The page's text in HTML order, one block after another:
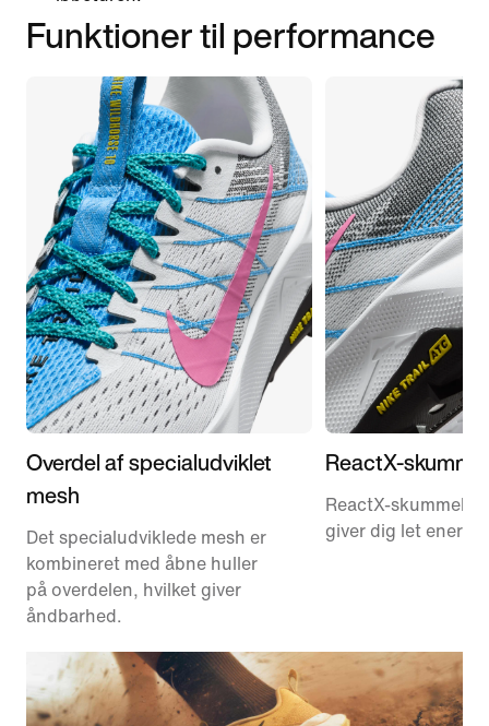
Funktioner til performance
Overdel af specialudviklet
mesh
Det specialudviklede mesh er
kombineret med åbne huller
på overdelen, hvilket giver
åndbarhed.
ReactX-
ReactX-
giver dig let